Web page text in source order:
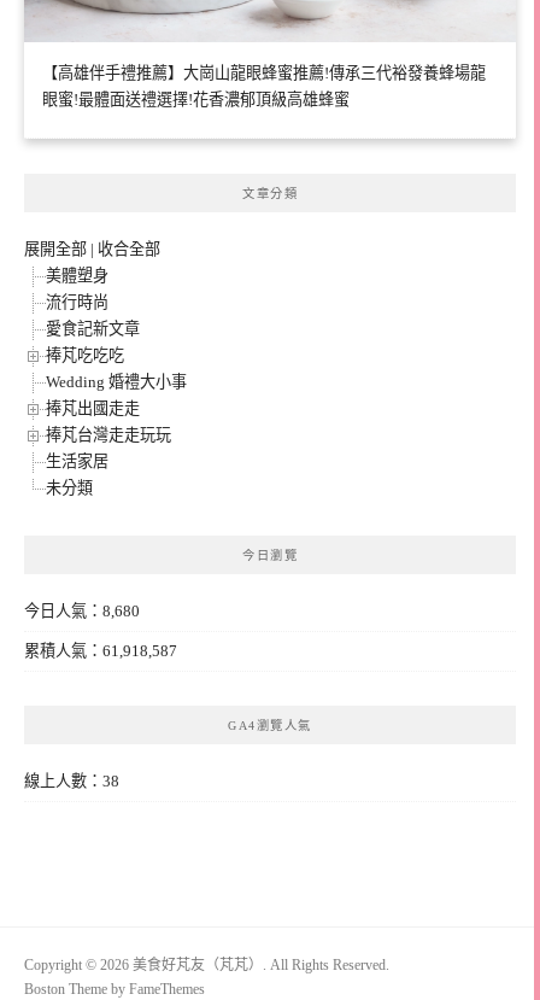
【高雄伴手禮推薦】大崗山龍眼蜂蜜推薦!傳承三代裕發養蜂場龍
眼蜜!最體面送禮選擇!花香濃郁頂級高雄蜂蜜
文章分類
展開全部 | 收合全部
美體塑身
流行時尚
愛食記新文章
捧芃吃吃吃
Wedding 婚禮大小事
捧芃出國走走
捧芃台灣走走玩玩
生活家居
未分類
今日瀏覽
今日人氣：8,680
累積人氣：61,918,587
GA4瀏覽人氣
線上人數：38
Copyright © 2026 美食好芃友（芃芃）. All Rights Reserved.
Boston Theme by FameThemes